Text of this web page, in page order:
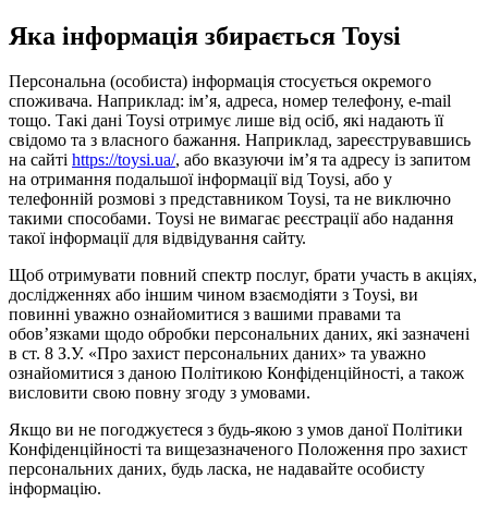
Яка інформація збирається Toysi
Персональна (особиста) інформація стосується окремого
споживача. Наприклад: ім’я, адреса, номер телефону, e-mail
тощо. Такі дані Toysi отримує лише від осіб, які надають її
свідомо та з власного бажання. Наприклад, зареєструвавшись
на сайті https://toysi.ua/, або вказуючи ім’я та адресу із запитом
на отримання подальшої інформації від Toysi, або у
телефонній розмові з представником Toysi, та не виключно
такими способами. Toysi не вимагає реєстрації або надання
такої інформації для відвідування сайту.
Щоб отримувати повний спектр послуг, брати участь в акціях,
дослідженнях або іншим чином взаємодіяти з Toysi, ви
повинні уважно ознайомитися з вашими правами та
обов’язками щодо обробки персональних даних, які зазначені
в ст. 8 З.У. «Про захист персональних даних» та уважно
ознайомитися з даною Політикою Конфіденційності, а також
висловити свою повну згоду з умовами.
Якщо ви не погоджуєтеся з будь-якою з умов даної Політики
Конфіденційності та вищезазначеного Положення про захист
персональних даних, будь ласка, не надавайте особисту
інформацію.